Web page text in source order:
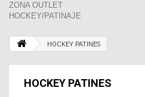
ZONA OUTLET
HOCKEY/PATINAJE
HOCKEY PATINES
HOCKEY PATINES